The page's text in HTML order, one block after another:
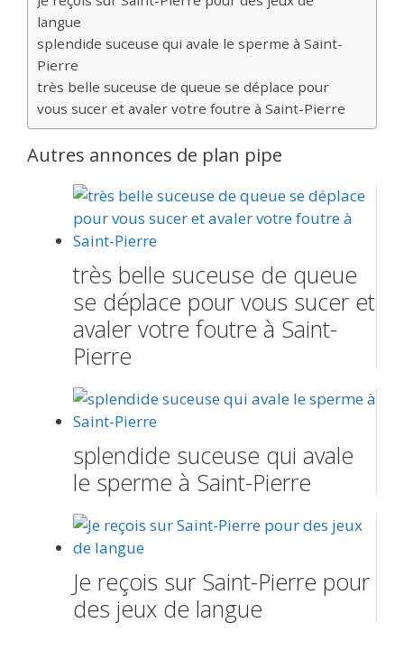
langue
splendide suceuse qui avale le sperme à Saint-
Pierre
très belle suceuse de queue se déplace pour
vous sucer et avaler votre foutre à Saint-Pierre
Autres annonces de plan pipe
très belle suceuse de queue
se déplace pour vous sucer et
avaler votre foutre à Saint-
Pierre
splendide suceuse qui avale
le sperme à Saint-Pierre
Je reçois sur Saint-Pierre pour
des jeux de langue